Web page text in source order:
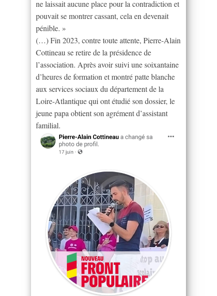
ne laissait aucune place pour la contradiction et
pouvait se montrer cassant, cela en devenait
pénible. »
(…) Fin 2023, contre toute attente, Pierre-Alain
Cottineau se retire de la présidence de
l’association. Après avoir suivi une soixantaine
d’heures de formation et montré patte blanche
aux services sociaux du département de la
Loire-Atlantique qui ont étudié son dossier, le
jeune papa obtient son agrément d’assistant
familial.